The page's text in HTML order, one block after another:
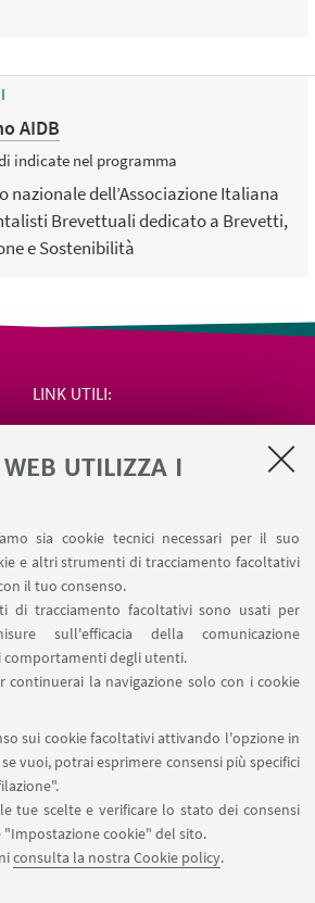
WEB UTILIZZA I
sia cookie tecnici necessari per il suo
e altri strumenti di tracciamento facoltativi
il tuo consenso.
di tracciamento facoltativi sono usati per
sull'efficacia della comunicazione
comportamenti degli utenti.
continuerai la navigazione solo con i cookie
sui cookie facoltativi attivando l'opzione in
vuoi, potrai esprimere consensi più specifici
tue scelte e verificare lo stato dei consensi
cookie" del sito.
consulta la nostra Cookie policy.
AIDB
indicate nel programma
nazionale dell’Associazione Italiana
Brevettuali dedicato a Brevetti,
e Sostenibilità
LINK UTILI
Salute e sicurezza
Missioni web
Salute – EFSA Focal Point
IL DIPARTIMENTO SU:
SEGUI UNIBO SU:
APP: